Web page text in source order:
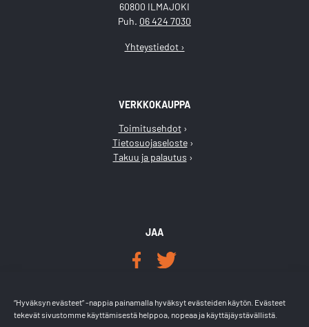
“Hyväksyn evästeet” -nappia painamalla hyväksyt evästeiden käytön. Evästeet
tekevät sivustomme käyttämisestä helppoa, nopeaa ja käyttäjäystävällistä.
60800 ILMAJOKI
Puh. 06 424 7030
Yhteystiedot ›
VERKKOKAUPPA
Toimitusehdot
Tietosuojaseloste
Takuu ja palautus
JAA